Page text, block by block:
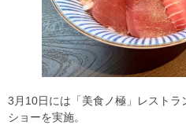
3月10日には「美食ノ極」レスト
ショーを実施。